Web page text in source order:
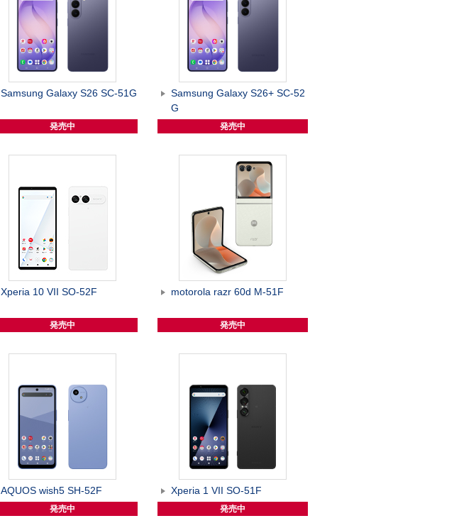
Samsung Galaxy S26 SC-51G
発売中
Samsung Galaxy S26+ SC-52
G
発売中
Xperia 10 VII SO-52F
発売中
motorola razr 60d M-51F
発売中
AQUOS wish5 SH-52F
発売中
Xperia 1 VII SO-51F
発売中